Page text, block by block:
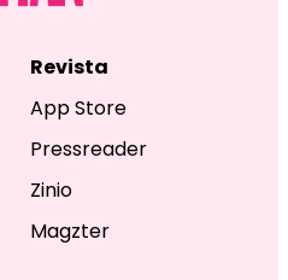
Revista
App Store
Pressreader
Zinio
Magzter